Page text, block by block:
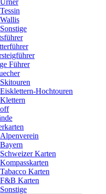
Urner
Tessin
Wallis
Sonstige
Führer
Skitouren
Eisklettern-Hochtouren
Klettern
Alpenverein
Bayern
Schweizer Karten
Kompasskarten
Tabacco Karten
F&B Karten
Sonstige